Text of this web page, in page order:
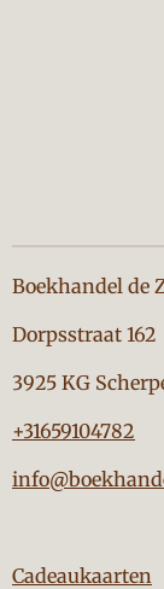
Dorpsstraat 162
3925 KG
+31659104782
Cadeaukaarten